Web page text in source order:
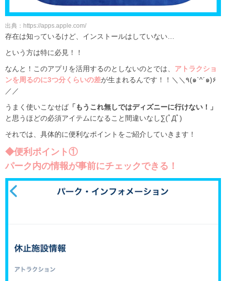
出典：https://apps.apple.com/
存在は知っているけど、インストールはしていない…
という方は特に必見！！
なんと！このアプリを活用するのとしないのとでは、 アトラクショ
ンを周るのに3つ分くらいの差が生まれるんです！！＼＼٩(๑`^´๑)۶
／／
うまく使いこなせば 「もうこれ無しではディズニーに行けない！」
と思うほどの必須アイテムになること間違いなし∑(ﾟДﾟ)
それでは、具体的に便利なポイントをご紹介していきます！
◆便利ポイント①
パーク内の情報が事前にチェックできる！